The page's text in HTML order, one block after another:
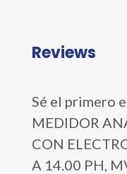
Reviews
Sé el primero
MEDIDOR
CON
A 14.00 PH,